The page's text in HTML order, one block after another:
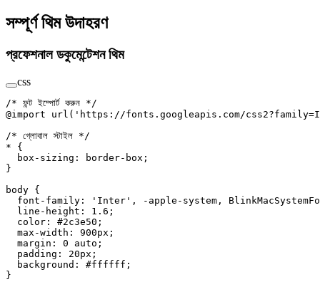
সম্পূর্ণ থিম উদাহরণ
প্রফেশনাল ডকুমেন্টেশন থিম
css
/* ফন্ট ইম্পোর্ট করুন */
@import url ( 'https://fonts.googleapis.com/
/* গ্লোবাল স্টাইল */
* {
  box-sizing
: border-box ;
}
body {
  font-family
: 'Inter' , -apple-system ,
  line-height
: 1.6 ;
  color
: #2c3e50 ;
  max-width
: 900px ;
  margin
: 0 auto ;
  padding
: 20px ;
  background
: #ffffff ;
}